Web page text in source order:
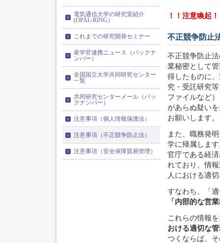
！！注意喚起
不正競争防止
不正競争防止
業秘密として
得したものに、
究・受託研究
ファイルなど
があらぬ疑い
お願いします。
また、職務発
学に帰属しま
官庁である経
れており、情
人における適
すなわち、「
「内部的な営
これらの情報
おける適切な
つくならば、
電気通信大学の研究室紹介
(OPAL-RING）
これまでの研究開発セミナー
産学官連携ニュース（バックナ
ンバー）
全国国立大学共同研究センター
一覧
共同研究センターメール（バッ
クナンバー）
注意事項（個人情報保護法）
注意事項（不正競争防止法）
注意事項（安全保障貿易管理）